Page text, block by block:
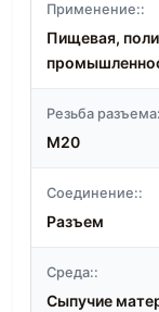
Применение::
Пищевая,
Резьба
M20
Соединение::
Разъем
Среда::
Сыпучие